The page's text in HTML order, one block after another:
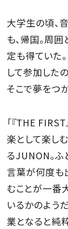
大学生の頃、
も、帰国。周
定も得ていた
して参加した
そこで夢をつ
「『THE
楽として楽し
るJUNON。ふ
言葉が何度も
むことが一番
いるかのよう
業となると純